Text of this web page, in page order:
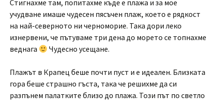
Стигнахме там, попитахме къде е плажа и за мое
учудване имаше чудесен пясъчен плаж, което е рядкост
на най-северното ни черноморие. Така дори леко
изнервени, че пътуваме три дена до морето се топнахме
веднага
Чудесно усещане.
Плажът в Крапец беше почти пуст и е идеален. Близката
гора беше страшно гъста, така че решихме да си
разпънем палатките близо до плажа. Този път по светло